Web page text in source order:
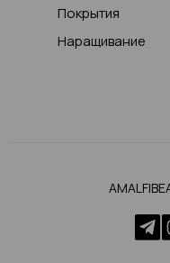
Покрытия
Наращивание